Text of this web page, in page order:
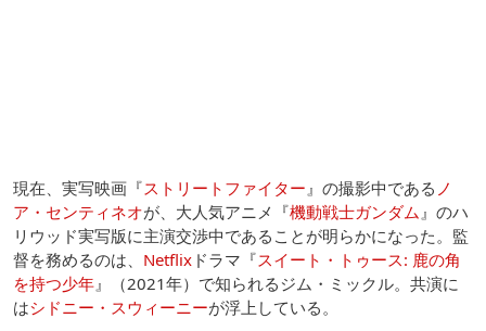
現在、実写映画『ストリートファイター 』の撮影中である ノ
ア・センティネオが、大人気アニメ『機動戦士ガンダム 』のハ
リウッド実写版に主演交渉中であることが明らかになった。監
督を務めるのは、 Netflix ドラマ『スイート・トゥース: 鹿の角
を持つ少年 』（2021年）で知られるジム・ミックル。共演に
はシドニー・スウィーニーが浮上している。